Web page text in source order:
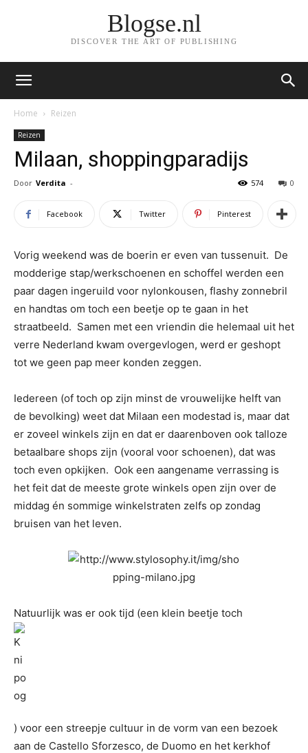
Blogse.nl
DISCOVER THE ART OF PUBLISHING
Home Reizen
Reizen
Milaan, shoppingparadijs
Door Verdita - 0
574
Facebook Twitter Pinterest
Vorig weekend was de boerin er even van tussenuit. De
modderige stap/werkschoenen en schoffel werden een
paar dagen ingeruild voor nylonkousen, flashy zonnebril
en handtas om toch een beetje op te gaan in het
straatbeeld. Samen met een vriendin die helemaal uit het
verre Nederland kwam overgevlogen, werd er geshopt
tot we geen pap meer konden zeggen.
Iedereen (of toch op zijn minst de vrouwelijke helft van
de bevolking) weet dat Milaan een modestad is, maar dat
er zoveel winkels zijn en dat er daarenboven ook talloze
betaalbare shops zijn (vooral voor schoenen), dat was
toch even opkijken. Ook een aangename verrassing is
het feit dat de meeste grote winkels open zijn over de
middag én sommige winkelstraten zelfs op zondag
bruisen van het leven.
Natuurlijk was er ook tijd (een klein beetje toch
) voor een streepje cultuur in de vorm van een bezoek
aan de Castello Sforzesco, de Duomo en het kerkhof